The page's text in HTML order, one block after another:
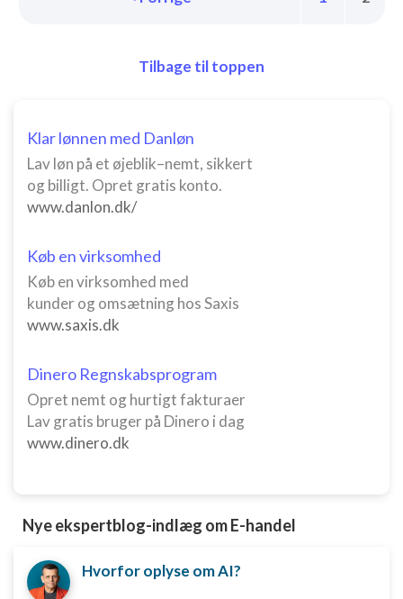
Tilbage til toppen
Klar lønnen med Danløn
Lav løn på et øjeblik–nemt, sikkert
og billigt. Opret gratis konto.
www.danlon.dk/
Køb en virksomhed
Køb en virksomhed med
kunder og omsætning hos Saxis
www.saxis.dk
Dinero Regnskabsprogram
Opret nemt og hurtigt fakturaer
Lav gratis bruger på Dinero i dag
www.dinero.dk
Nye ekspertblog-indlæg om E-handel
Hvorfor oplyse om AI?